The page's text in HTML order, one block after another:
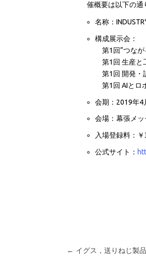
催概要は以下の通
名称：
構成展示会：
第1回“つなが
第1回 生産と
第1回 開発・
第1回 AIとロ
会期：2019年4
会場：幕張メ
入場登録料：
公式サイト：
← イグス，送りねじ製